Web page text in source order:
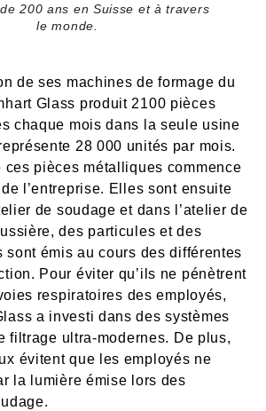
200 ans en Suisse et à travers
le monde.
de ses machines de formage du
Glass produit 2100 pièces
chaque mois dans la seule usine
28 000 unités par mois.
ces pièces métalliques commence
l’entreprise. Elles sont ensuite
de soudage et dans l’atelier de
des particules et des
sont émis au cours des différentes
Pour éviter qu’ils ne pénètrent
respiratoires des employés,
a investi dans des systèmes
filtrage ultra-modernes. De plus,
évitent que les employés ne
la lumière émise lors des